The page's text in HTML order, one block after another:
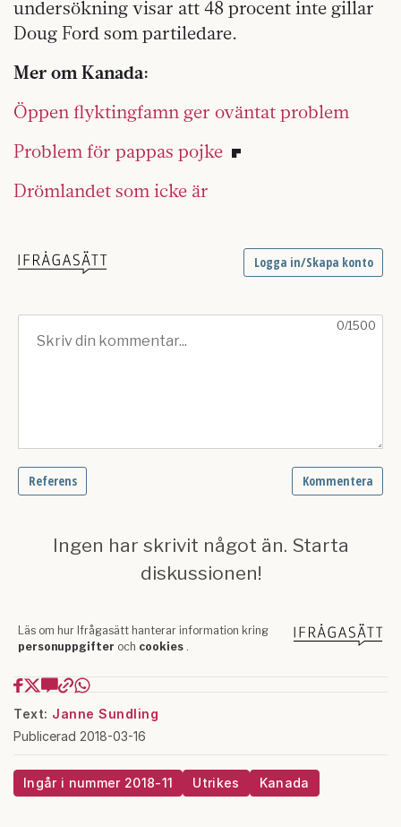
undersökning visar att 48 procent inte gillar
Doug Ford som partiledare.
Mer om Kanada:
Öppen flyktingfamn ger oväntat problem
Problem för pappas pojke
Drömlandet som icke är
Text: Janne Sundling
Publicerad 2018-03-16
Ingår i nummer 2018-11 Utrikes Kanada